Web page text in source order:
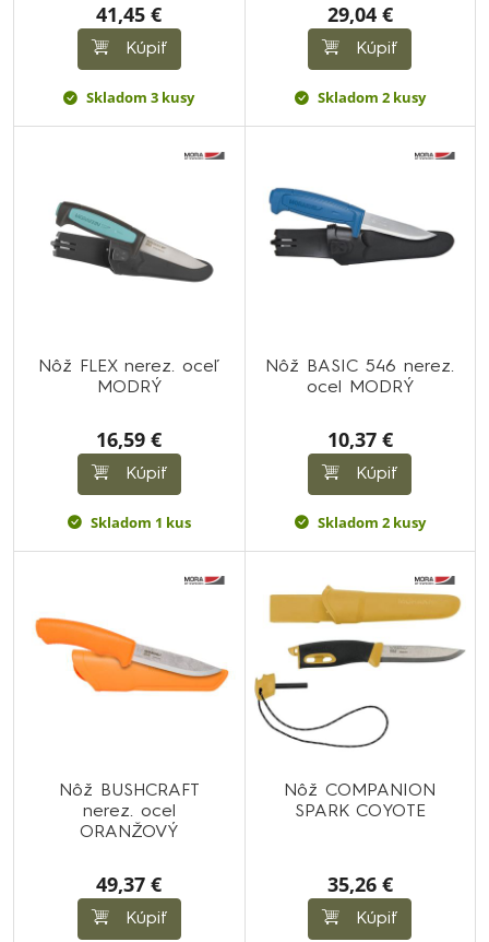
41,45 €
Kúpiť
Skladom 3 kusy
29,04 €
Kúpiť
Skladom 2 kusy
Nôž FLEX nerez. oceľ
MODRÝ
16,59 €
Kúpiť
Skladom 1 kus
Nôž BASIC 546 nerez.
ocel MODRÝ
10,37 €
Kúpiť
Skladom 2 kusy
Nôž BUSHCRAFT
nerez. ocel
ORANŽOVÝ
49,37 €
Kúpiť
Nôž COMPANION
SPARK COYOTE
35,26 €
Kúpiť